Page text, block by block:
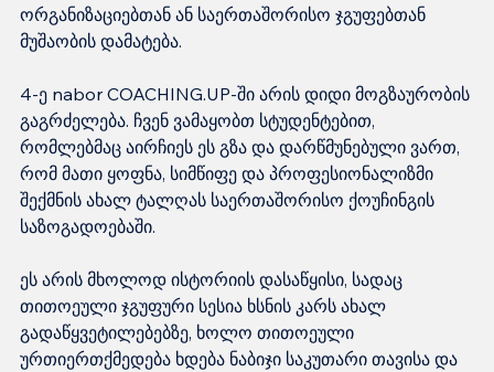
ორგანიზაციებთან ან საერთაშორისო ჯგუფებთან
მუშაობის დამატება.
4-ე nabor COACHING.UP-ში არის დიდი მოგზაურობის
გაგრძელება. ჩვენ ვამაყობთ სტუდენტებით,
რომლებმაც აირჩიეს ეს გზა და დარწმუნებული ვართ,
რომ მათი ყოფნა, სიმწიფე და პროფესიონალიზმი
შექმნის ახალ ტალღას საერთაშორისო ქოუჩინგის
საზოგადოებაში.
ეს არის მხოლოდ ისტორიის დასაწყისი, სადაც
თითოეული ჯგუფური სესია ხსნის კარს ახალ
გადაწყვეტილებებზე, ხოლო თითოეული
ურთიერთქმედება ხდება ნაბიჯი საკუთარი თავისა და